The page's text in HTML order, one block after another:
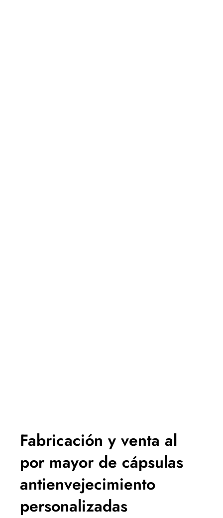
Fabricación y venta al
por mayor de cápsulas
antienvejecimiento
personalizadas